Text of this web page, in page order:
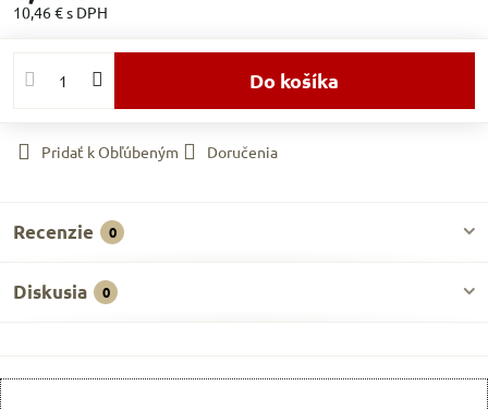
10,46 €s DPH
Do košíka
Pridať k Obľúbeným Doručenia
Recenzie 0
Diskusia 0